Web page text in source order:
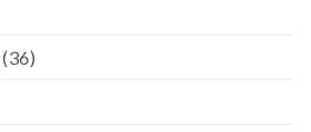
(36)